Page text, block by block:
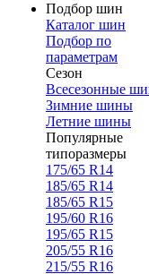
Подбор шин
Каталог шин
Подбор по
параметрам
Сезон
Всесезонные
Зимние шины
Летние шины
Популярные
типоразмеры
175/65 R14
185/65 R14
185/65 R15
195/60 R16
195/65 R15
205/55 R16
215/55 R16